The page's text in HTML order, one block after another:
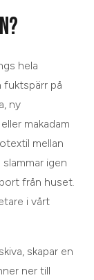
hela
fuktspärr på
ny
makadam
mellan
igen
från huset.
i vårt
skapar en
ner till